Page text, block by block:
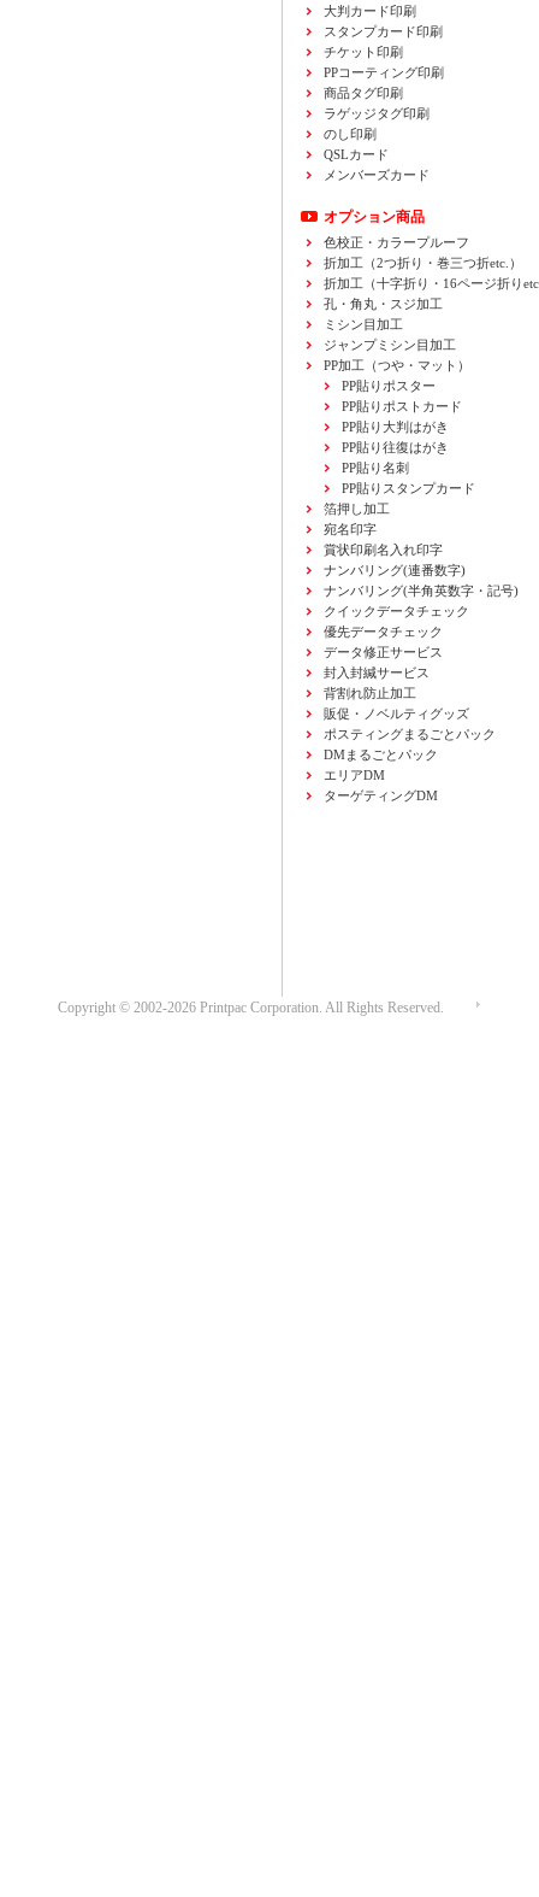
大判カード印刷
スタンプカード印刷
チケット印刷
PPコーティング印刷
商品タグ印刷
ラゲッジタグ印刷
のし印刷
QSLカード
メンバーズカード
オプション商品
色校正・カラープルーフ
折加工 （2つ折り・巻三つ折etc.）
折加工 （十字折り・16ページ折り
孔・角丸・スジ加工
ミシン目加工
ジャンプミシン目加工
PP加工 （つや・マット）
PP貼りポスター
PP貼りポストカード
PP貼り大判はがき
PP貼り往復はがき
PP貼り名刺
PP貼りスタンプカード
箔押し加工
宛名印字
賞状印刷名入れ印字
ナンバリング(連番数字)
ナンバリング(半角英数字・記号)
クイックデータチェック
優先データチェック
データ修正サービス
封入封緘サービス
背割れ防止加工
販促・ノベルティグッズ
ポスティングまるごとパック
DMまるごとパック
エリアDM
ターゲティングDM
Copyright © 2002-2026 Printpac Corporation. All Rights Reserved.